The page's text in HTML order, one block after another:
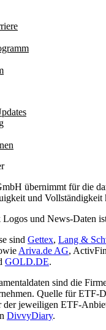
übernimmt für die
und Vollständigkeit
und News-Daten
sind Gettex, Lang &
Ariva.de AG,
GOLD.DE.
sind die
Quelle für ETF-
der jeweiligen ETF-
DivvyDiary.